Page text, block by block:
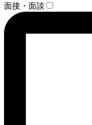
面接・面談